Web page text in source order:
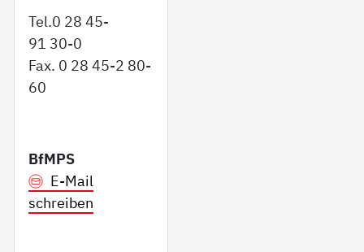
Tel.0 28 45-
91 30-0
Fax. 0 28 45-2 80-
60
BfMPS
E-Mail
schreiben